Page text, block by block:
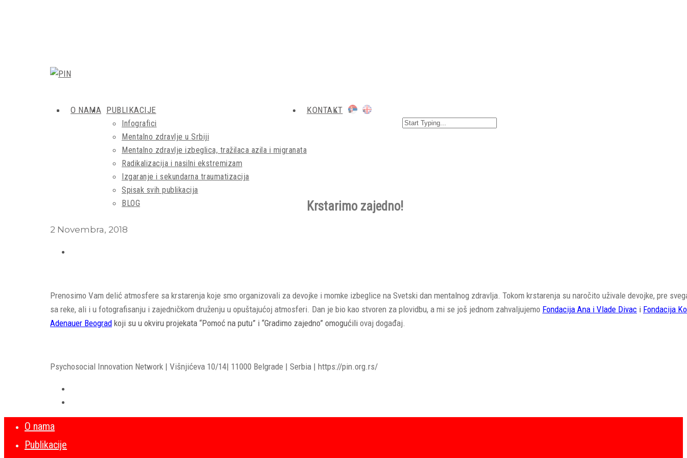
O NAMA PUBLIKACIJE
Infografici
Mentalno zdravlje u Srbiji
Mentalno zdravlje izbeglica, tražilaca azila i migranata
Radikalizacija i nasilni ekstremizam
Izgaranje i sekundarna traumatizacija
Spisak svih publikacija
BLOG
KONTAKT
Krstarimo zajedno!
2 Novembra, 2018
Prenosimo Vam delić atmosfere sa krstarenja koje smo organizovali za devojke i momke izbeglice na Svetski dan mentalnog zdravlja. Tokom krstarenja su naročito uživale devojke, pre
sa reke, ali i u fotografisanju i zajedničkom druženju u opuštajućoj atmosferi. Dan je bio kao stvoren za plovidbu, a mi se još jednom zahvaljujemo Fondacija Ana i Vlade Divac i Fondacija
Adenauer Beograd koji su u okviru projekata “Pomoć na putu” i “Gradimo zajedno” omogućili ovaj događaj.
Psychosocial Innovation Network | Višnjićeva 10/14| 11000 Belgrade | Serbia | https://pin.org.rs/
O nama
Publikacije